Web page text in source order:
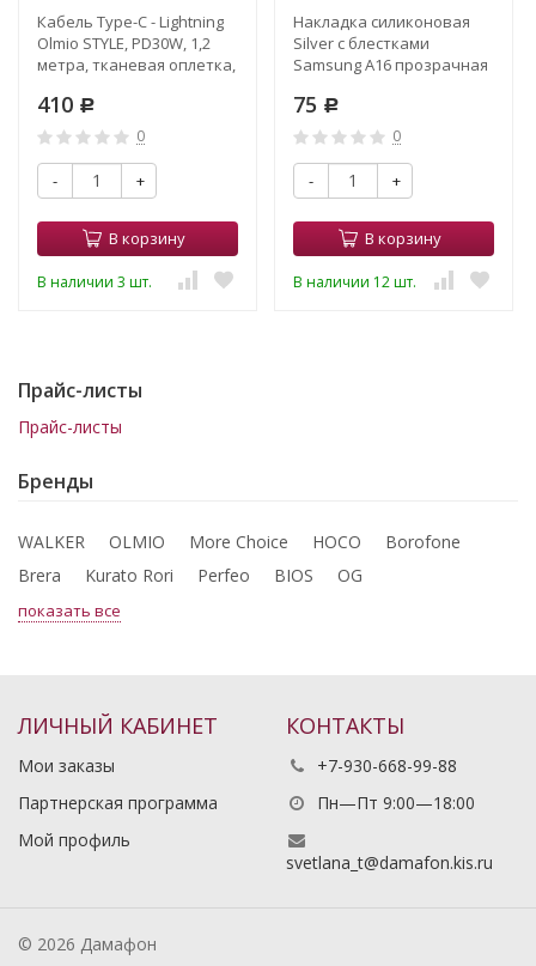
Кабель Type-C - Lightning
Olmio STYLE, PD30W, 1,2
метра, тканевая оплетка,
410 Р
0
- +
В корзину
В наличии 3 шт.
Накладка силиконовая
Silver c блестками
Samsung A16 прозрачная
75 Р
0
- +
В корзину
В наличии 12 шт.
Прайс-листы
Прайс-листы
Бренды
WALKER OLMIO More Choice HOCO
Borofone
Brera
Kurato Rori Perfeo BIOS OG
показать все
ЛИЧНЫЙ КАБИНЕТ
Мои заказы
Партнерская программа
Мой профиль
КОНТАКТЫ
+7-930-668-99-88
Пн—Пт 9:00—18:00
svetlana_t@damafon.kis.ru
© 2026 Дамафон